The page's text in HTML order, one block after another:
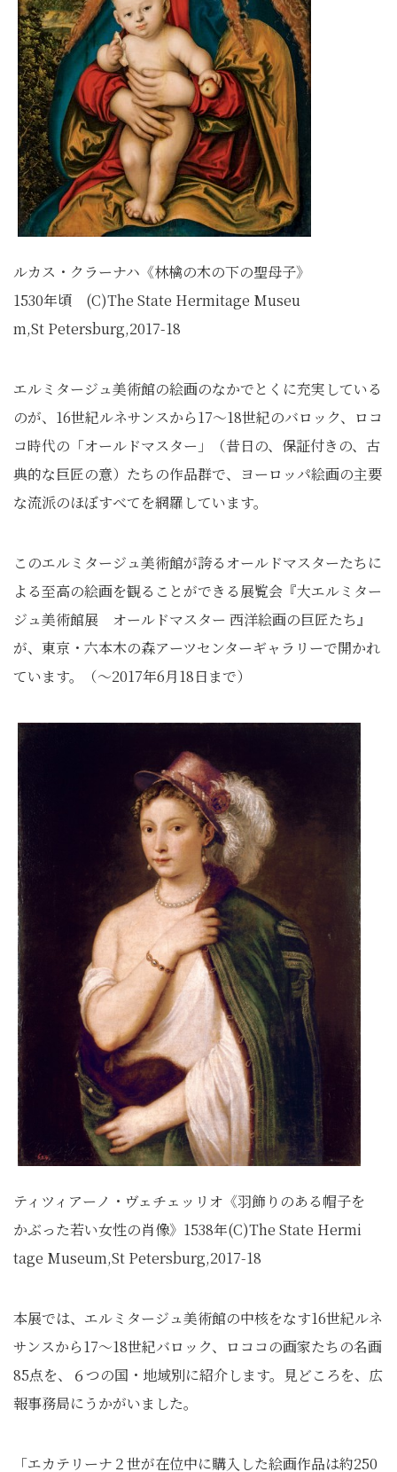
ルカス・クラーナハ《林檎の木の下の聖母子》
1530年頃 (C)The State Hermitage Museu
m,St Petersburg,2017-18
エルミタージュ美術館の絵画のなかでとくに充実している
のが、16世紀ルネサンスから17～18世紀のバロック、ロコ
コ時代の「オールドマスター」（昔日の、保証付きの、古
典的な巨匠の意）たちの作品群で、ヨーロッパ絵画の主要
な流派のほぼすべてを網羅しています。
このエルミタージュ美術館が誇るオールドマスターたちに
よる至高の絵画を観ることができる展覧会『大エルミター
ジュ美術館展 オールドマスター 西洋絵画の巨匠たち』
が、東京・六本木の森アーツセンターギャラリーで開かれ
ています。（～2017年6月18日まで）
ティツィアーノ・ヴェチェッリオ《羽飾りのある帽子を
かぶった若い女性の肖像》1538年(C)The State Hermi
tage Museum,St Petersburg,2017-18
本展では、エルミタージュ美術館の中核をなす16世紀ルネ
サンスから17～18世紀バロック、ロココの画家たちの名画
85点を、６つの国・地域別に紹介します。見どころを、広
報事務局にうかがいました。
「エカテリーナ２世が在位中に購入した絵画作品は約250